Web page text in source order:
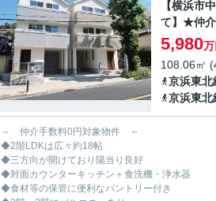
【横浜市
て】★仲
5,980万
108.06㎡
京浜東北
京浜東北
～ 仲介手数料0円対象物件 ～
◆2階LDKは広々約18帖
◆三方向が開けており陽当り良好
◆対面カウンターキッチン＋食洗機・浄水器
◆食材等の保管に便利なパントリー付き